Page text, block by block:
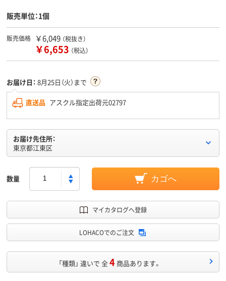
販売単位：1個
販売価格 ￥6,049 （税抜き）
￥6,653 （税込）
お届け日： 8月25日（火）まで
直送品 アスクル指定出荷元02797
お届け先住所：
東京都江東区
数量 カゴへ
マイカタログへ登録
LOHACOでのご注文
「種類」 違いで 全4 商品あります。